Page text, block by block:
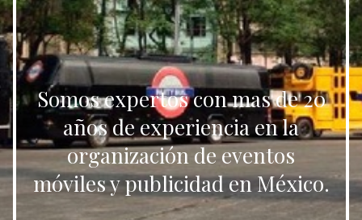
Somos expertos con mas de 20
años de experiencia en la
organización de eventos
móviles y publicidad en México.